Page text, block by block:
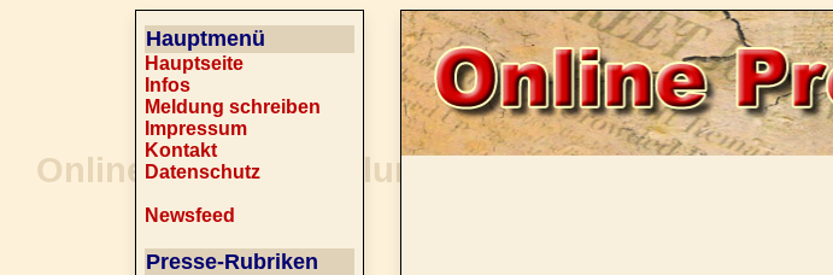
Hauptmenü
Hauptseite
Infos
Meldung schreiben
Impressum
Kontakt
Datenschutz
Newsfeed
Presse-Rubriken